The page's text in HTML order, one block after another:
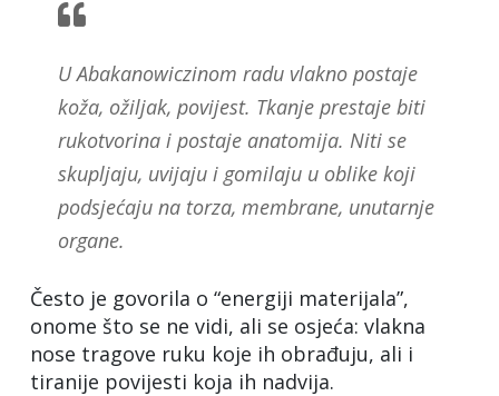
U Abakanowiczinom radu vlakno postaje
koža, ožiljak, povijest. Tkanje prestaje biti
rukotvorina i postaje anatomija. Niti se
skupljaju, uvijaju i gomilaju u oblike koji
podsjećaju na torza, membrane, unutarnje
organe.
Često je govorila o “energiji materijala”,
onome što se ne vidi, ali se osjeća: vlakna
nose tragove ruku koje ih obrađuju, ali i
tiranije povijesti koja ih nadvija.